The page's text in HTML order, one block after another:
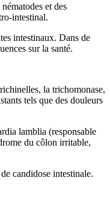
et des
intestinal.
intestinaux. Dans de
sur la santé.
la trichomonase,
tels que des douleurs
lamblia (responsable
du côlon irritable,
candidose intestinale.